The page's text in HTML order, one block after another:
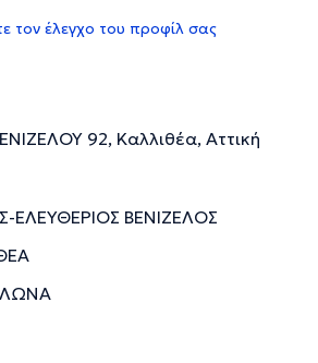
τον έλεγχο του προφίλ σας
92, Καλλιθέα, Αττική
ΕΛΕΥΘΕΡΙΟΣ ΒΕΝΙΖΕΛΟΣ